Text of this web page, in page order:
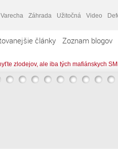
Varecha Záhrada Užitočná Video
články Zoznam blogov
zlodejov, ale iba tých mafiánskych